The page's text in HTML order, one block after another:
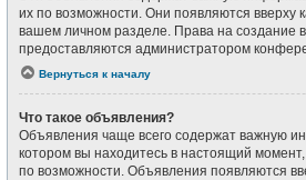
их по возможности. Они появляются вверху
вашем личном разделе. Права на создание
предоставляются администратором
Вернуться к началу
Что такое объявления?
Объявления чаще всего содержат важную
котором вы находитесь в настоящий
по возможности. Объявления появляются